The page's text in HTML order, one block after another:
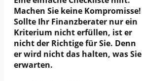
Machen Sie keine Kompromisse!
Sollte Ihr Finanzberater nur ein
Kriterium nicht erfüllen, ist er
nicht der Richtige für Sie. Denn
er wird nicht das halten, was Sie
erwarten.